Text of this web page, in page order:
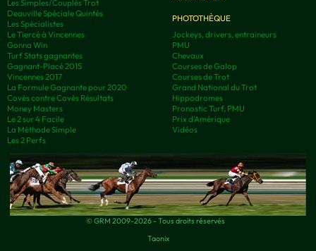
Les Simples/Couplés Trot
Deauville Spéciale Quintés
Les Spécialistes
Le Tiercé à Vincennes
Gonna Win
Turf Stats gagnantes
Gagnant-Placé 2015
Vincennes 2017
La Formule Gagnante pour 2020
Covès contre Covès Résultats
Money Masters
Le 2 sur 4 Facile
La Méthode Simple
Les 2 Perfs
PHOTOTHÈQUE
Jockeys, drivers, entraineurs
PMU
Chevaux
Courses de Galop
Courses de Trot
Grand National du Trot
Hippodromes
Pronostic Turf, PMU
Prix d’Amérique
Vidéos
© GRM 2009-2026 - Tous droits réservés
Taonix